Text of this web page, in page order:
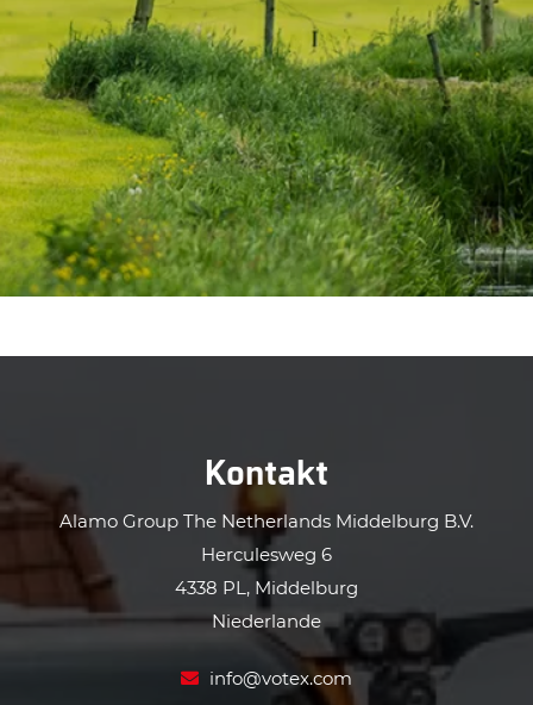
Kontakt
Alamo Group The Netherlands Middelburg B.V.
Herculesweg 6
4338 PL, Middelburg
Niederlande
info@votex.com